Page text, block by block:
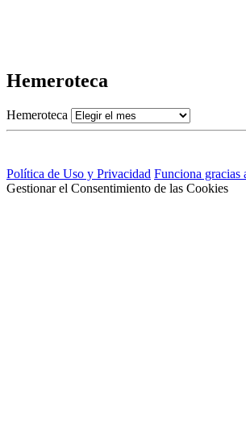
Hemeroteca
Hemeroteca
Política de Uso y Privacidad Funciona gracias
Gestionar el Consentimiento de las Cookies